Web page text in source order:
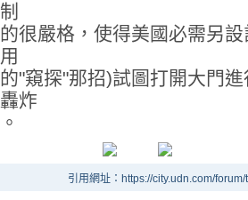
制
的很嚴格，使得美國必需另
用
的"窺探"那招)試圖打開大門
轟炸
。
引用網址：https://city.udn.com/